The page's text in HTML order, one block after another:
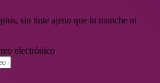
sin tinte ajeno que lo manche ni
electrónico